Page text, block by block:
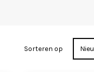
Sorteren op